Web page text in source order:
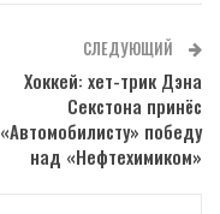
СЛЕДУЮЩИЙ
Хоккей: хет-трик Дэна
Секстона принёс
«Автомобилисту» победу
над «Нефтехимиком»